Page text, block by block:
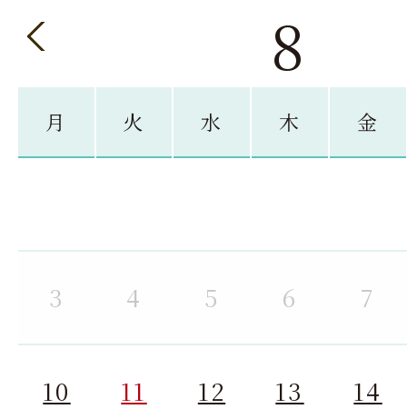
8
月 火 水 木 金
3 4 5 6 7
10 11 12 13 14